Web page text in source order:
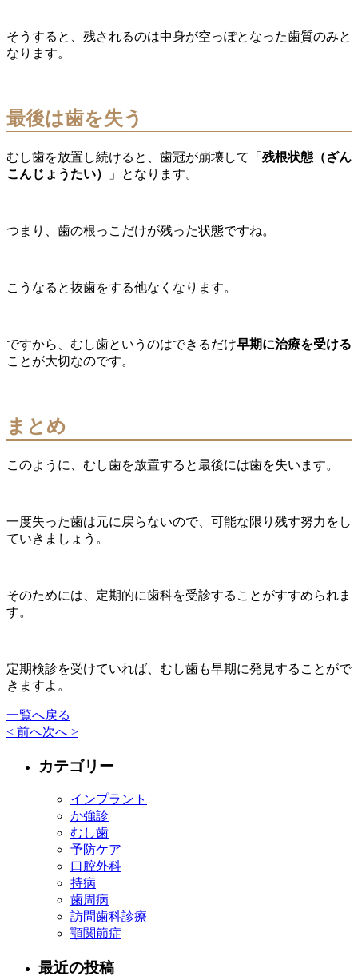
そうすると、残されるのは中身が空っぽとなった歯質のみと
なります。
最後は歯を失う
むし歯を放置し続けると、歯冠が崩壊して「 残根状態（ざん
こんじょうたい）
」となります。
つまり、歯の根っこだけが残った状態ですね。
こうなると抜歯をする他なくなります。
ですから、むし歯というのはできるだけ早期に治療を受ける
ことが大切なのです。
まとめ
このように、むし歯を放置すると最後には歯を失います。
一度失った歯は元に戻らないので、可能な限り残す努力をし
ていきましょう。
そのためには、定期的に歯科を受診することがすすめられま
す。
定期検診を受けていれば、むし歯も早期に発見することがで
きますよ。
一覧へ戻る
< 前へ次へ >
カテゴリー
インプラント
か強診
むし歯
予防ケア
口腔外科
持病
歯周病
訪問歯科診療
顎関節症
最近の投稿